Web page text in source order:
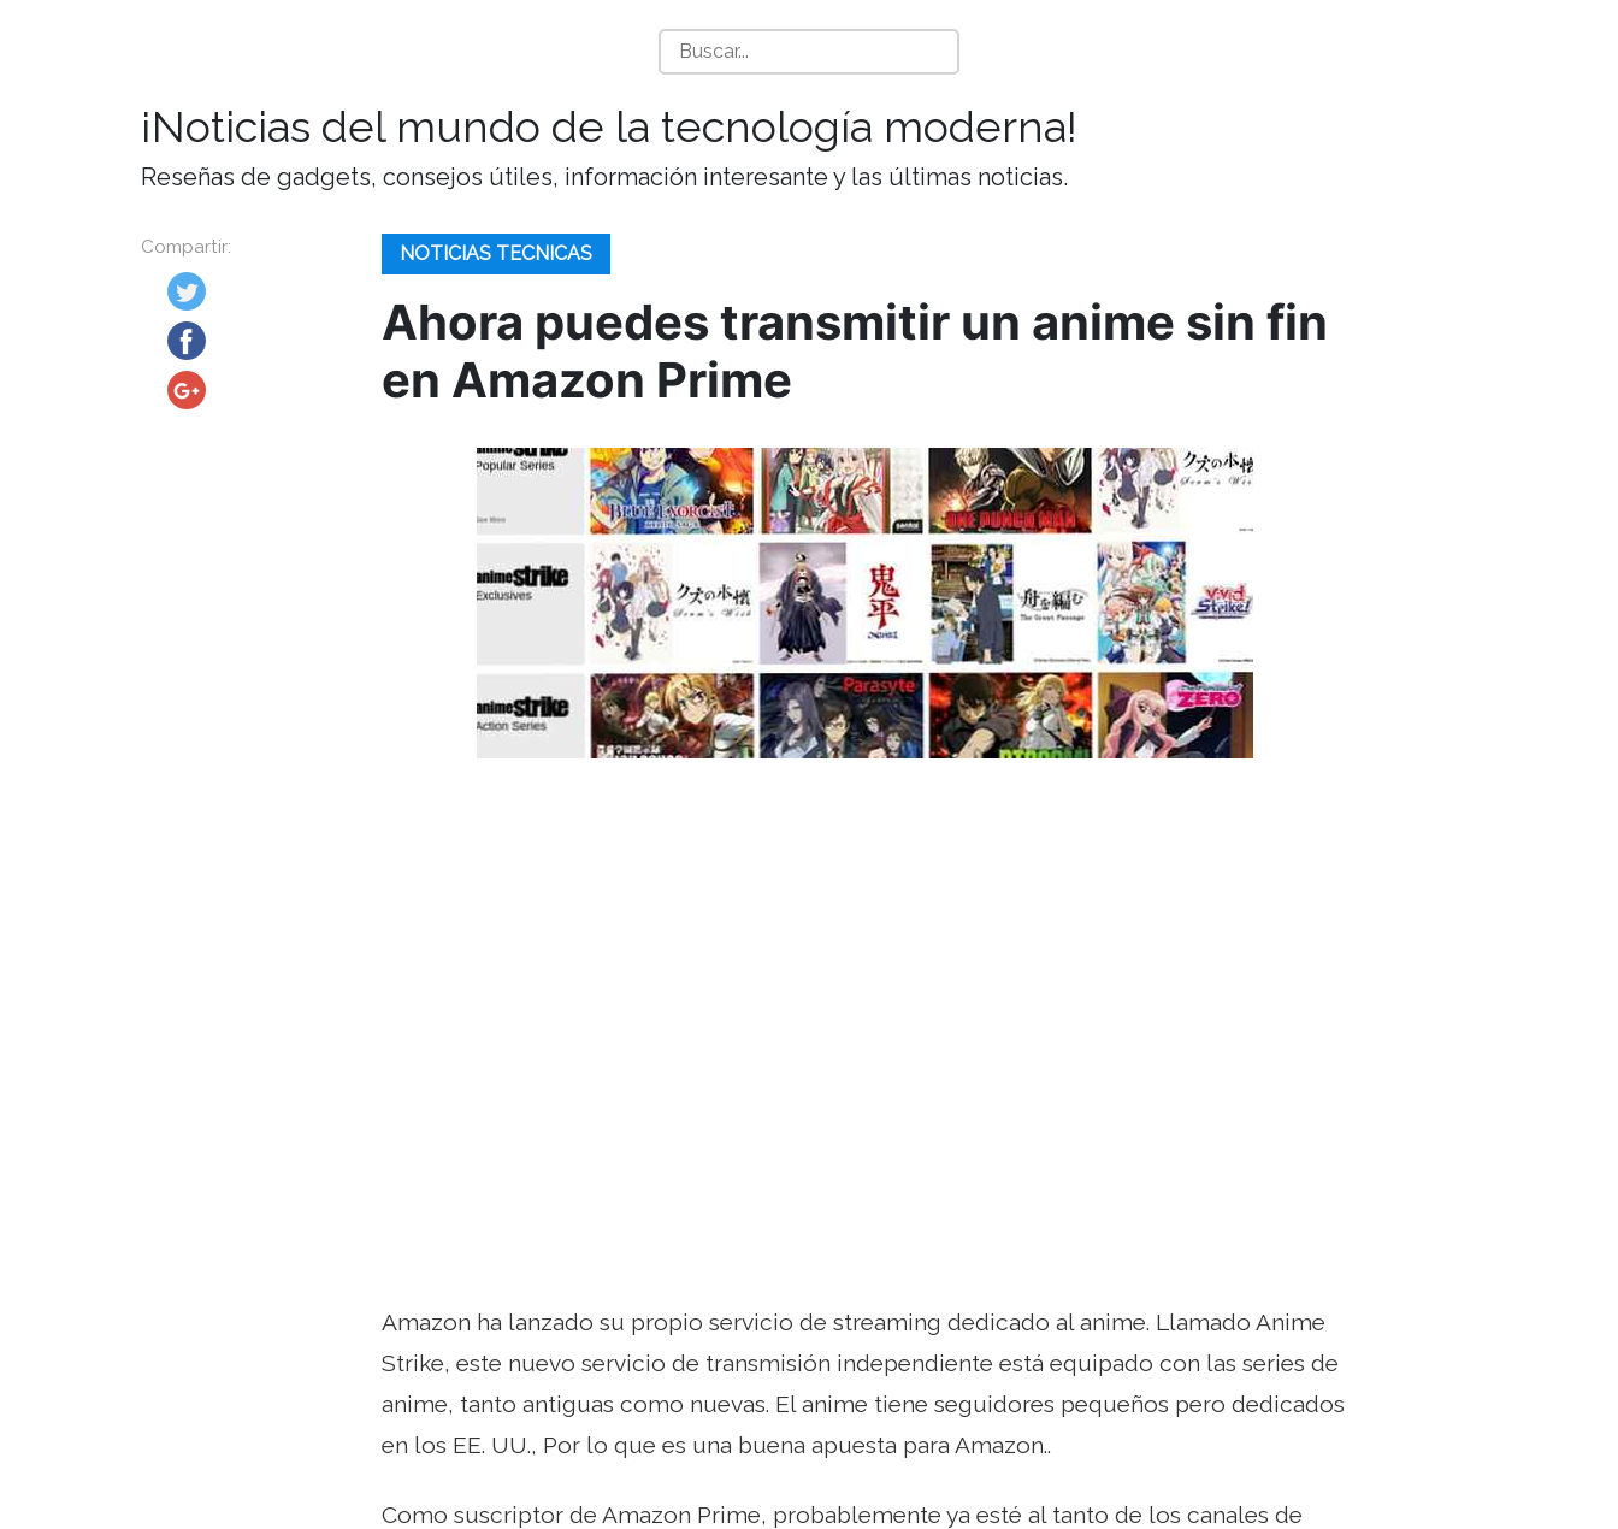
¡Noticias del mundo de la tecnología moderna!
Reseñas de gadgets, consejos útiles, información interesante y las últimas noticias.
Compartir: NOTICIAS TECNICAS
Ahora puedes transmitir un anime sin fin
en Amazon Prime
Amazon ha lanzado su propio servicio de streaming dedicado al anime. Llamado Anime
Strike, este nuevo servicio de transmisión independiente está equipado con las series de
anime, tanto antiguas como nuevas. El anime tiene seguidores pequeños pero dedicados
en los EE. UU., Por lo que es una buena apuesta para Amazon..
Como suscriptor de Amazon Prime, probablemente ya esté al tanto de los canales de